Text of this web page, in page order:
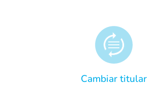
Cambiar titular